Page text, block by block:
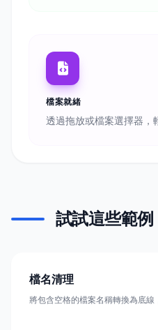
檔案就緒
透過拖放或檔案選擇器，
試試這些範例
檔名清理
將包含空格的檔案名稱轉換為底線